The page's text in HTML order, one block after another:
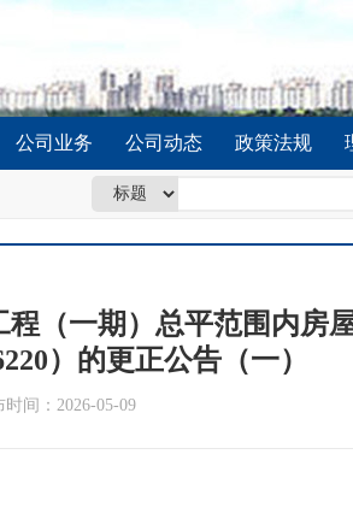
公司业务 公司动态 政策法规
（一期）总平范围内房
）的更正公告（一）
时间：2026-05-09